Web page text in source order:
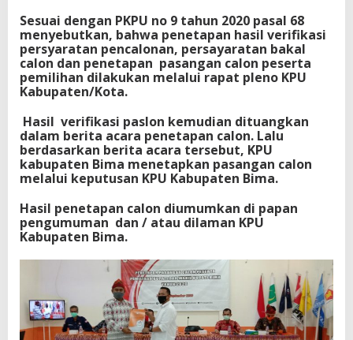
Sesuai dengan PKPU no 9 tahun 2020 pasal 68
menyebutkan, bahwa penetapan hasil verifikasi
persyaratan pencalonan, persayaratan bakal
calon dan penetapan pasangan calon peserta
pemilihan dilakukan melalui rapat pleno KPU
Kabupaten/Kota.
Hasil verifikasi paslon kemudian dituangkan
dalam berita acara penetapan calon. Lalu
berdasarkan berita acara tersebut, KPU
kabupaten Bima menetapkan pasangan calon
melalui keputusan KPU Kabupaten Bima.
Hasil penetapan calon diumumkan di papan
pengumuman dan / atau dilaman KPU
Kabupaten Bima.